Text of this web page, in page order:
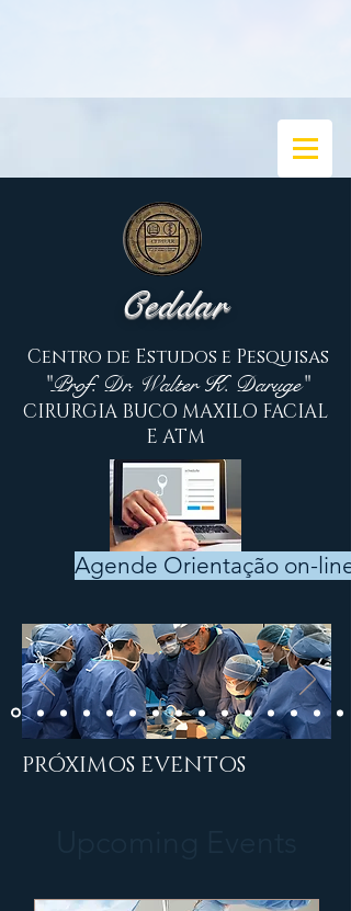
Ceddar
Centro de Estudos e Pesquisas
"Prof. Dr. Walter K. Daruge"
CIRURGIA BUCO MAXILO FACIAL
E ATM
Agende Orientação on-line
PRÓXIMOS EVENTOS